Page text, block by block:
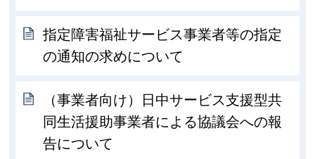
指定障害福祉サービス事業者等の指定
の通知の求めについて
（事業者向け）日中サービス支援型共
同生活援助事業者による協議会への報
告について